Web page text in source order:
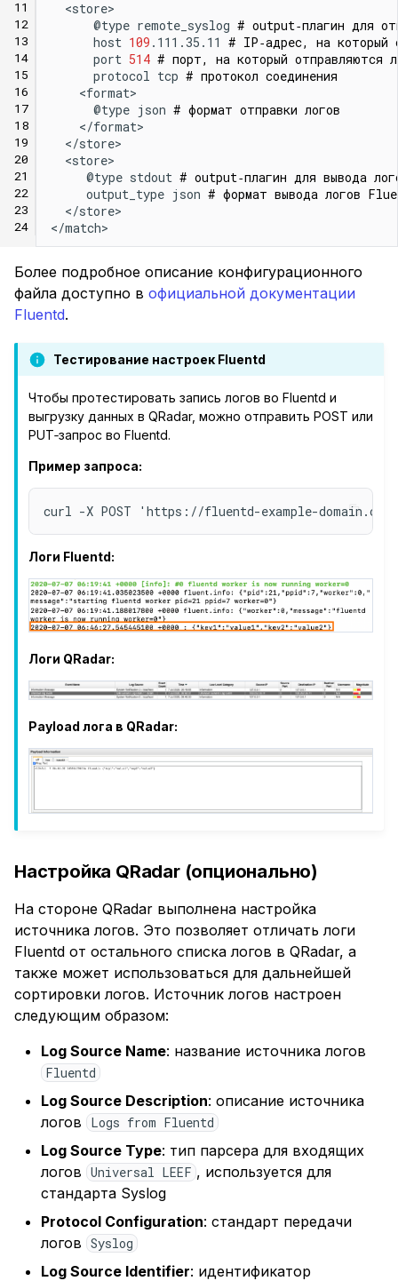
11
12
13
14
15
16
17
18
19
20
21
22
23
24
  <store>
      @type remote_syslog
# output‑плагин для
      host
109 .111.35.11 # IP‑адрес, на который
      port
514 # порт, на который отправляются
      protocol tcp
# протокол соединения
    <format>
      @type json
# формат отправки логов
    </format>
  </store>
  <store>
     @type stdout
# output‑плагин для вывода
     output_type json
# формат вывода логов
  </store>
Более подробное описание конфигурационного
файла доступно в официальной документации
Fluentd.
Тестирование настроек Fluentd
Чтобы протестировать запись логов во Fluentd и
выгрузку данных в QRadar, можно отправить POST или
PUT‑запрос во Fluentd.
Пример запроса:
Логи Fluentd:
Логи QRadar:
Payload лога в QRadar:
Настройка QRadar (опционально)
На стороне QRadar выполнена настройка
источника логов. Это позволяет отличать логи
Fluentd от остального списка логов в QRadar, а
также может использоваться для дальнейшей
сортировки логов. Источник логов настроен
следующим образом:
Log Source Name: название источника логов
Fluentd
Log Source Description: описание источника
логов
Logs from Fluentd
Log Source Type: тип парсера для входящих
логов Universal LEEF , используется для
стандарта Syslog
Protocol Configuration: стандарт передачи
логов Syslog
Log Source Identifier: идентификатор